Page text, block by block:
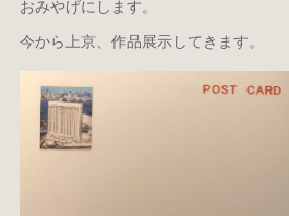
おみやげにします。
今から上京、作品展示してきます。